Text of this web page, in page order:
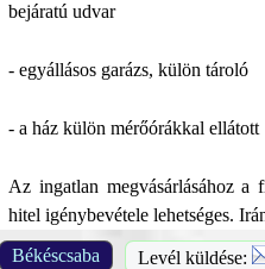
bejáratú udvar
- egyállásos garázs, külön tároló
- a ház külön mérőórákkal ellátott
Az ingatlan megvásárlásához a
hitel igénybevétele lehetséges.
Békéscsaba
Levél küldése: